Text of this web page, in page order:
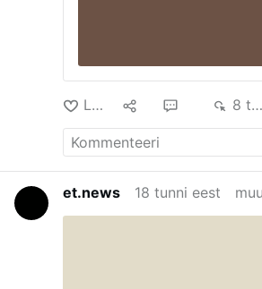
Laik 8 tuh
et.news 18 tunni eest